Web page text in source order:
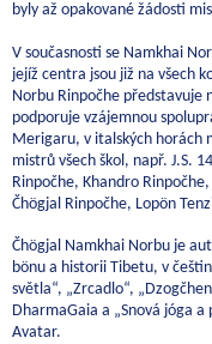
byly až opakované žádosti
V současnosti se Namkhai
jejíž centra jsou již na všech
Norbu Rinpočhe představuje
podporuje vzájemnou
Merigaru, v italských horách
mistrů všech škol, např. J.S.
Rinpočhe, Khandro
Čhögjal Rinpočhe, Lopön
Čhögjal Namkhai Norbu je
bönu a historii Tibetu, v
světla“, „Zrcadlo“,
DharmaGaia a „Snová jóga
Avatar.